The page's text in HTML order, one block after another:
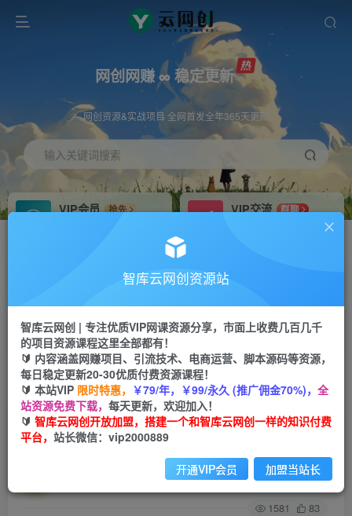
网创网赚 ∞ 稳定更新
网创资源&实战项目 全网首发全年365天更新
输入关键词搜索
VIP会员
抢先
VIP交流
群聊
研究探讨更多创业项目路子。
会员专属推广链接
网赚网创 项目
365天稳定跟新
APP下载
GO
首页 创业课程 会员免费 正文
2023版0-1从基础到进阶，手把手教你运营闲鱼店
铺
关注 私信
1581 83
智库云网创资源站
智库云网创 | 专注优质VIP网课资源分享，市面上收费几百几千
的项目资源课程这里全部都有！
🔰 内容涵盖网赚项目、引流技术、电商运营、脚本源码等资源，
每日稳定更新20-30优质付费资源课程！
🔰 本站VIP 限时特惠， ￥79/年，￥99/永久 (推广佣金70%)， 全
站资源免费下载， 每天更新，欢迎加入！
🔰 智库云网创开放加盟，搭建一个和智库云网创一样的知识付费
平台， 站长微信：vip2000889
开通VIP会员 加盟当站长